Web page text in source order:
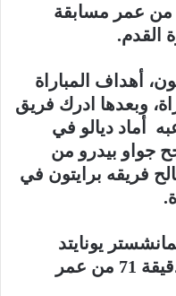
من عمر مسابقة
القدم.
أهداف المباراة
المباراة، وبعدها ادرك فريق
أماد ديالو في
ونجح جواو بيدرو من
فريقه برايتون في
يونايتد
سجله جوشوا زيركزي في الدقيقة 71 من عمر